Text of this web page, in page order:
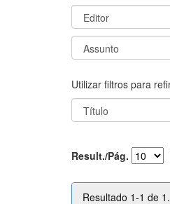
Utilizar filtros para
Result./Pág.
Resultado 1-1 de 1.